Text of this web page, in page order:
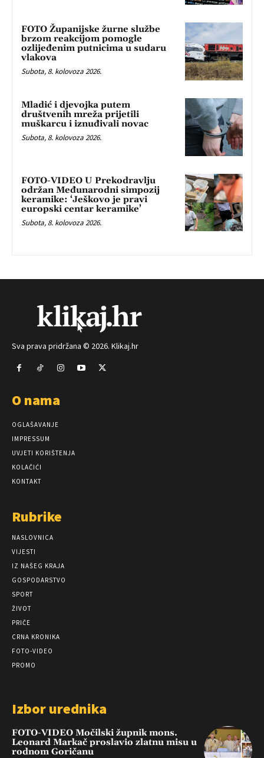
FOTO Županijske žurne službe
brzom reakcijom pomogle
ozlijeđenim putnicima u sudaru
vlakova
Subota, 8. kolovoza 2026.
Mladić i djevojka putem
društvenih mreža prijetili
muškarcu i iznuđivali novac
Subota, 8. kolovoza 2026.
FOTO-VIDEO U Prekodravlju
održan Međunarodni simpozij
keramike: ‘Ješkovo je pravi
europski centar keramike’
Subota, 8. kolovoza 2026.
Sva prava pridržana © 2026. Klikaj.hr
O nama
OGLAŠAVANJE
IMPRESSUM
UVJETI KORIŠTENJA
KOLAČIĆI
KONTAKT
Rubrike
NASLOVNICA
VIJESTI
IZ NAŠEG KRAJA
GOSPODARSTVO
SPORT
ŽIVOT
PRIČE
CRNA KRONIKA
FOTO-VIDEO
PROMO
Izbor urednika
FOTO-VIDEO Močilski župnik mons.
Leonard Markač proslavio zlatnu misu u
rodnom Goričanu